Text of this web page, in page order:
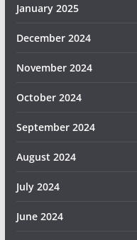
January 2025
December 2024
November 2024
October 2024
September 2024
August 2024
July 2024
June 2024